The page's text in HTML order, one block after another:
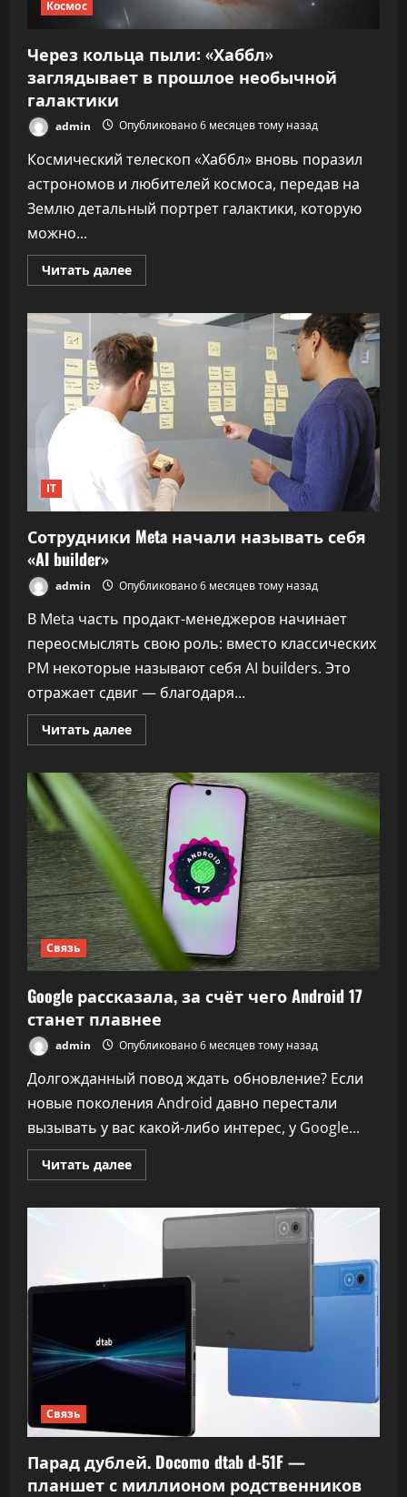
Космос
Через кольца пыли: «Хаббл»
заглядывает в прошлое необычной
галактики
admin Опубликовано 6 месяцев тому назад
Космический телескоп «Хаббл» вновь поразил
астрономов и любителей космоса, передав на
Землю детальный портрет галактики, которую
можно...
Читать далееПрочитать
больше
кольца
пыли:
«Хаббл»
заглядывает
в
прошлое
необычной
галактики
IT
Сотрудники Meta начали называть себя
«AI builder»
admin Опубликовано 6 месяцев тому назад
В Meta часть продакт-менеджеров начинает
переосмыслять свою роль: вместо классических
PM некоторые называют себя AI builders. Это
отражает сдвиг — благодаря...
Читать далееПрочитать
больше
Meta
начали
называть
себя
«AI
builder»
Связь
Google рассказала, за счёт чего Android 17
станет плавнее
admin Опубликовано 6 месяцев тому назад
Долгожданный повод ждать обновление? Если
новые поколения Android давно перестали
вызывать у вас какой-либо интерес, у Google...
Читать далееПрочитать
больше
рассказала,
17
Связь
Парад дублей. Docomo dtab d-51F —
планшет с миллионом родственников